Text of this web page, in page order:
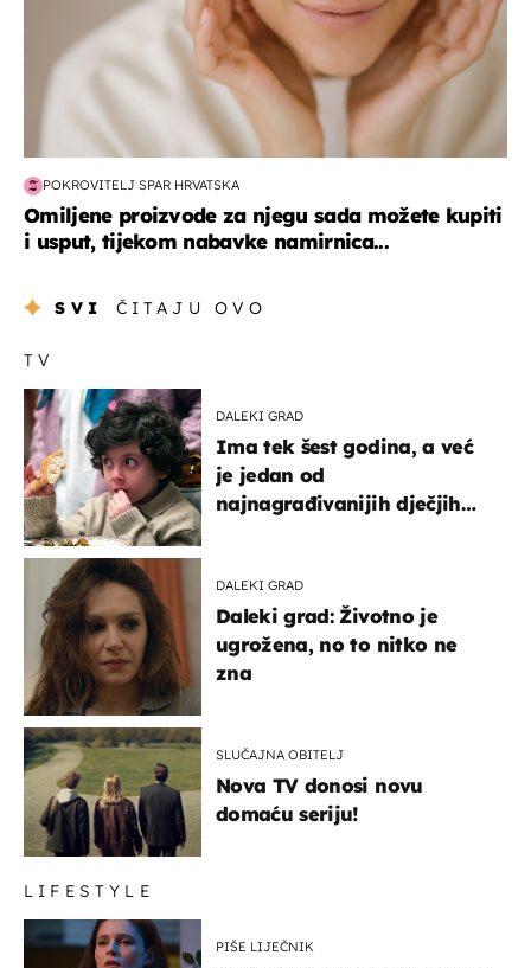
POKROVITELJ SPAR HRVATSKA
Omiljene proizvode za njegu sada možete kupiti
i usput, tijekom nabavke namirnica...
SVI ČITAJU OVO
TV
DALEKI GRAD
Ima tek šest godina, a već
je jedan od
najnagrađivanijih dječjih
DALEKI GRAD
Daleki grad: Životno je
ugrožena, no to nitko ne
zna
SLUČAJNA OBITELJ
Nova TV donosi novu
domaću seriju!
LIFESTYLE
PIŠE LIJEČNIK